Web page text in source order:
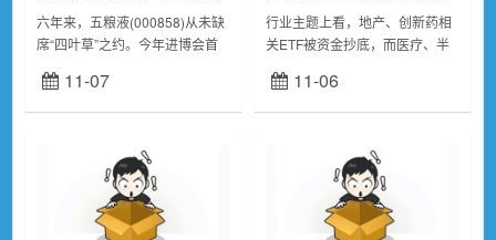
六年来，五粮液(000858)从未缺
席“四叶草”之约。今年进博会首
154个国家、地区和国际组织的
政商学等各界代表参加。展览面
11-07
行业主题上看，地产、创新药相
关ETF被资金抄底，而医疗、半
份额减少约50亿份，净流出约15
亿元本周沪深两市成交4.5...
11-06